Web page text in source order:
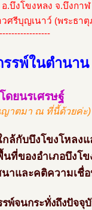
.บึงโขงหลง จ.บึงก
ศรีบุญเนาว์ (พระธา
รพ์ในตำนาน
ดยนรเศรษฐ์
ญาตมา ณ ที่นี้ด้วยค่ะ)
ล้กับบึงโขงโหลง
ของอำเภอบึงโข
าและคติความเชื่
จนกระทั่งถึงปัจจุ